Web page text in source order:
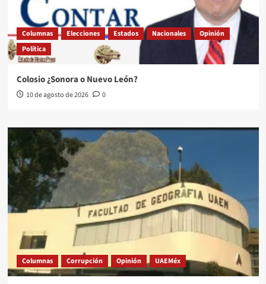
Columnas Elecciones Estados Nacionales
Opinión
Política
Colosio ¿Sonora o Nuevo León?
10 de agosto de 2026 0
Columnas Corrupción Opinión UAEMéx